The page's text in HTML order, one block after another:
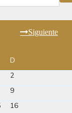
Siguiente
D
2
9
16